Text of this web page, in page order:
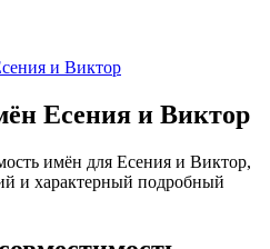
и Виктор
Есения и Виктор
имён для Есения и Виктор,
и характерный подробный